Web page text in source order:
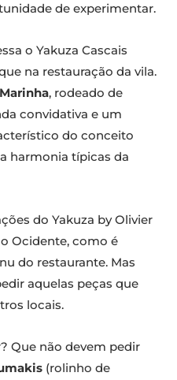
de experimentar.
o Yakuza Cascais
na restauração da vila.
, rodeado de
convidativa e um
do conceito
harmonia típicas da
do Yakuza by Olivier
Ocidente, como é
do restaurante. Mas
aquelas peças que
locais.
Que não devem pedir
(rolinho de